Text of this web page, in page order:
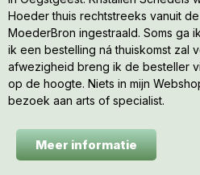
Hoeder thuis rechtstreeks vanuit de
MoederBron ingestraald. Soms ga
ik een bestelling ná thuiskomst zal
afwezigheid breng ik de besteller
op de hoogte. Niets in mijn
bezoek aan arts of specialist.
Meer informatie